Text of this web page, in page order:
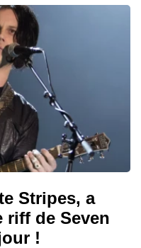
Stripes, a
riff de Seven
!